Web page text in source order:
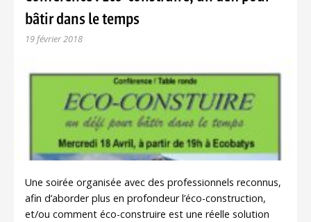
bâtir dans le temps
19 février 2018
Une soirée organisée avec des professionnels reconnus,
afin d’aborder plus en profondeur l’éco-construction,
et/ou comment éco-construire est une réelle solution